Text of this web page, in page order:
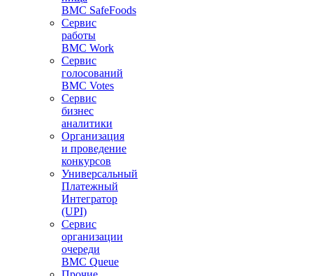
BMC SafeFoods
Сервис
работы
BMC Work
Сервис
голосований
BMC Votes
Сервис
бизнес
аналитики
Организация
и проведение
конкурсов
Универсальный
Платежный
Интегратор
(UPI)
Сервис
организации
очереди
BMC Queue